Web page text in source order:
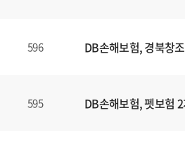
596 DB손해보험, 경북창
595 DB손해보험, 펫보험